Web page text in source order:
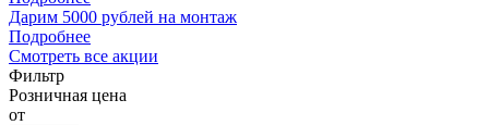
Дарим 5000 рублей на монтаж
Подробнее
Смотреть все акции
Фильтр
Розничная цена
от